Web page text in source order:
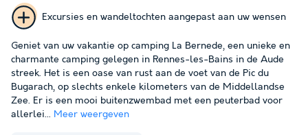
Excursies en wandeltochten aangepast aan uw wensen
Geniet van uw vakantie op camping La Bernede, een unieke en
charmante camping gelegen in Rennes-les-Bains in de Aude
streek. Het is een oase van rust aan de voet van de Pic du
Bugarach, op slechts enkele kilometers van de Middellandse
Zee. Er is een mooi buitenzwembad met een peuterbad voor
allerlei... Meer weergeven